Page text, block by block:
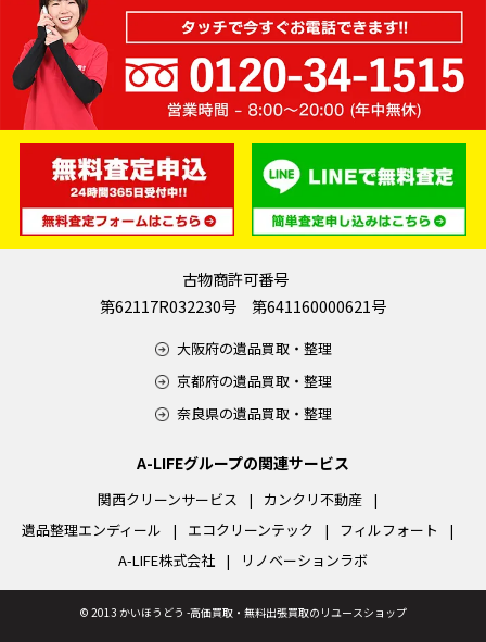
古物商許可番号
第62117R032230号 第641160000621号
大阪府の遺品買取・整理
京都府の遺品買取・整理
奈良県の遺品買取・整理
A-LIFEグループの関連サービス
関西クリーンサービス
カンクリ不動産
遺品整理エンディール
エコクリーンテック
フィルフォート
A-LIFE株式会社
リノベーションラボ
© 2013 かいほうどう -高価買取・無料出張買取のリユースショップ